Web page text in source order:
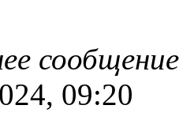
сообщение
09:20